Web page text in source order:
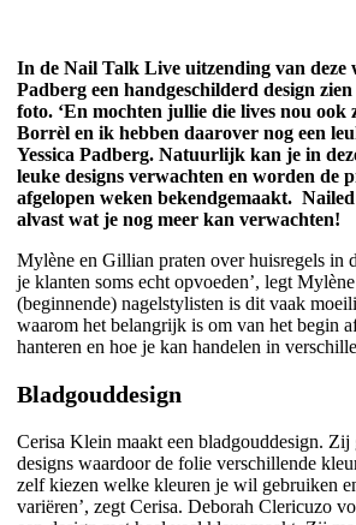
In de Nail Talk Live uitzending van deze
Padberg een handgeschilderd design
foto. ‘En mochten jullie die lives nou ook
Borrèl en ik hebben daarover nog een
Yessica Padberg. Natuurlijk kan je in
leuke designs verwachten en worden de
afgelopen weken bekendgemaakt.
alvast wat je nog meer kan verwachten!
Mylène en Gillian praten over huisregels in
je klanten soms echt opvoeden’, legt
(beginnende) nagelstylisten is dit vaak
waarom het belangrijk is om van het begin
hanteren en hoe je kan handelen in
Bladgouddesign
Cerisa Klein maakt een bladgouddesign.
designs waardoor de folie verschillende
zelf kiezen welke kleuren je wil gebruiken
variëren’, zegt Cerisa. Deborah Clericuzo